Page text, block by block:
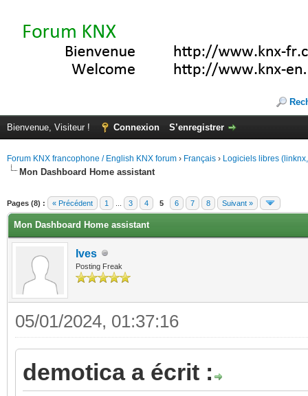
Bienvenue, Visiteur ! Connexion S’enregistrer
Forum KNX francophone / English KNX forum › Français › Logiciels libres
Mon Dashboard Home assistant
Pages (8) : « Précédent 1 3 4 5 6 7 8 Suivant »
Mon Dashboard Home assistant
Ives
Posting Freak
05/01/2024, 01:37:16
demotica a écrit :